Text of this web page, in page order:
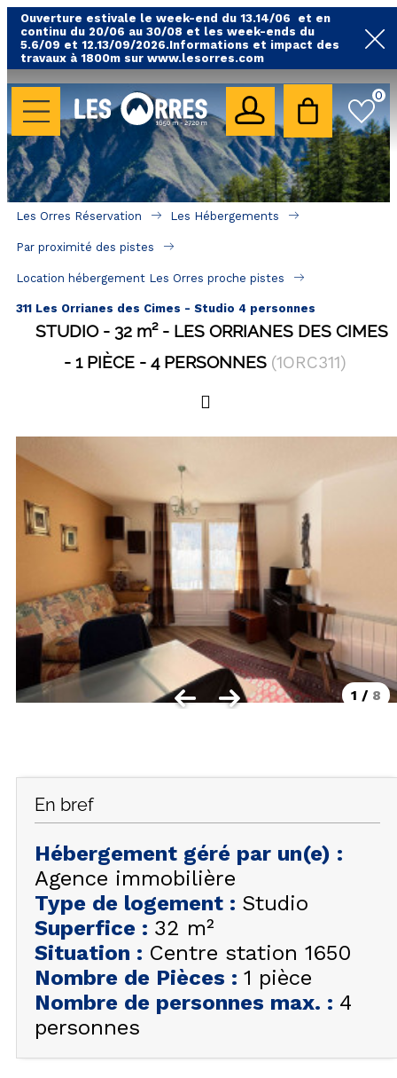
Ouverture estivale le week-end du 13.14/06 et en
continu du 20/06 au 30/08 et les week-ends du
5.6/09 et 12.13/09/2026.Informations et impact des
travaux à 1800m sur www.lesorres.com
0
LES HÉBERGEMENTS
Toutes nos locations
Hébergements avec piscine
Hébergements labellisés qualité
A proximité des remontées mécaniques ( VTT,
Hôtels - Chambres d'Hôtes & SPA
SÉJOURS & BONS PLANS
LOCALISATION
Les Orres 1650
Les Orres 1650 centre station
Les Orres 1800 Bois Méan
Les Orres et ses hameaux
VISUALISER LE PLAN DES ORRES
BONS PLANS ACTIVITÉS
Carte Multi activités
INSPIREZ-VOUS !
ÉTÉ
HIVER
FR EN
+33 (0)4 92 44 19 17
Les Orres Réservation Les Hébergements
Par proximité des pistes
Location hébergement Les Orres proche pistes
311 Les Orrianes des Cimes - Studio 4 personnes
STUDIO 32 m²
LES ORRIANES DES CIMES
1 PIÈCE
4 PERSONNES (1ORC311)
1 / 8
En bref
Hébergement géré par un(e) :
Agence immobilière
Type de logement : Studio
Superfice : 32 m²
Situation : Centre station 1650
Nombre de Pièces : 1 pièce
Nombre de personnes max. : 4
personnes